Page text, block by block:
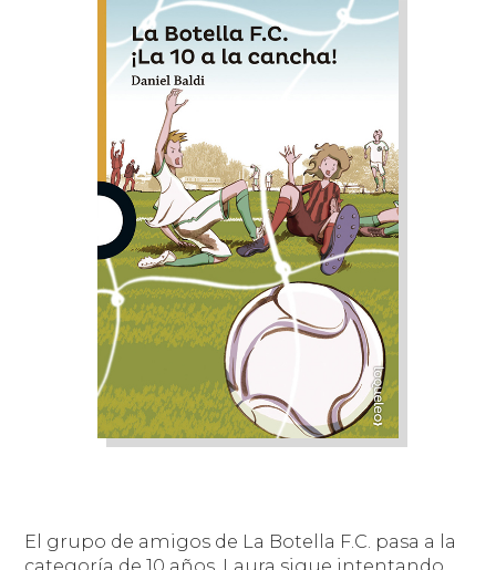
El grupo de amigos de La Botella F.C. pasa a la
categoría de 10 años. Laura sigue intentando